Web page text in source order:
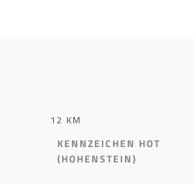
12 KM
KENNZEICHEN HOT
(HOHENSTEIN)